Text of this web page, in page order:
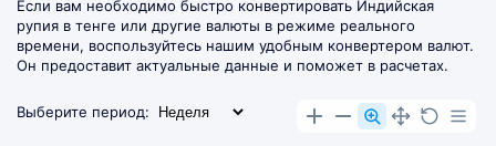
Если вам необходимо быстро конвертировать Индийская
рупия в тенге или другие валюты в режиме реального
времени, воспользуйтесь нашим удобным конвертером валют.
Он предоставит актуальные данные и поможет в расчетах.
Выберите период: